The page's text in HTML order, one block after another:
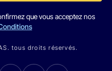
que vous acceptez nos
tous droits réservés.